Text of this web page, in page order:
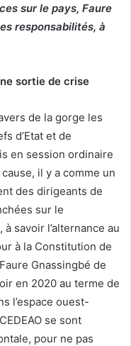
sur le pays, Faure
responsabilités, à
sortie de crise
de la gorge les
d’Etat et de
en session ordinaire
il y a comme un
des dirigeants de
sur le
savoir l’alternance au
à la Constitution de
Gnassingbé de
en 2020 au terme de
l’espace ouest-
se sont
pour ne pas